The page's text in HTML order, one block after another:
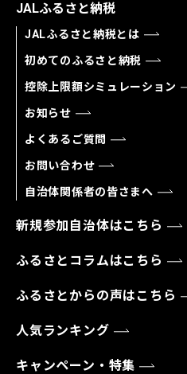
JALふるさと納税
JALふるさと納税とは
初めてのふるさと納税
控除上限額シミュレーション
お知らせ
よくあるご質問
お問い合わせ
自治体関係者の皆さまへ
新規参加自治体はこちら
ふるさとコラムはこちら
ふるさとからの声はこちら
人気ランキング
キャンペーン・特集